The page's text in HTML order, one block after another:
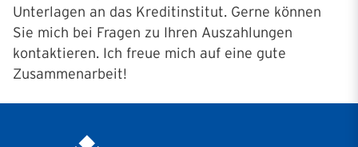
Unterlagen an das Kreditinstitut. Gerne können
Sie mich bei Fragen zu Ihren Auszahlungen
kontaktieren. Ich freue mich auf eine gute
Zusammenarbeit!